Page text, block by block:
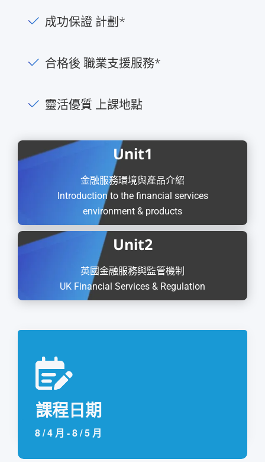
成功保證 計劃*
合格後 職業支援服務*
靈活優質 上課地點
Unit1
金融服務環境與產品介紹
Introduction to the financial services
environment & products
Unit2
英國金融服務與監管機制
UK Financial Services & Regulation
課程日期
8 / 4 月 -8 / 5 月